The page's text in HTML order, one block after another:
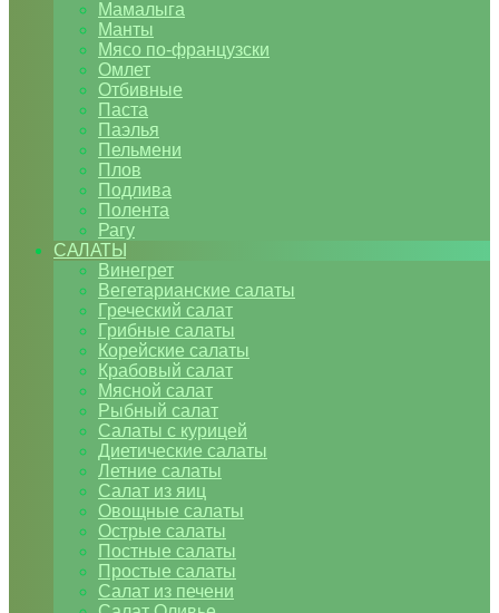
Мамалыга
Манты
Мясо по-французски
Омлет
Отбивные
Паста
Паэлья
Пельмени
Плов
Подлива
Полента
Рагу
САЛАТЫ
Винегрет
Вегетарианские салаты
Греческий салат
Грибные салаты
Корейские салаты
Крабовый салат
Мясной салат
Рыбный салат
Салаты с курицей
Диетические салаты
Летние салаты
Салат из яиц
Овощные салаты
Острые салаты
Постные салаты
Простые салаты
Салат из печени